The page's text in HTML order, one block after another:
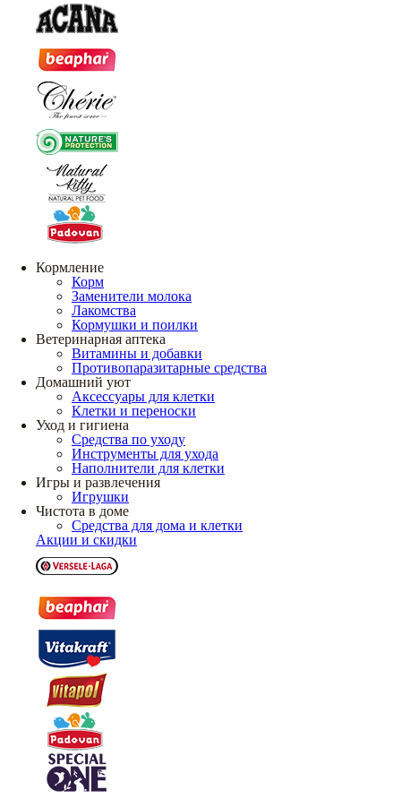
Кормление
Корм
Заменители молока
Лакомства
Кормушки и поилки
Ветеринарная аптека
Витамины и добавки
Противопаразитарные средства
Домашний уют
Аксессуары для клетки
Клетки и переноски
Уход и гигиена
Средства по уходу
Инструменты для ухода
Наполнители для клетки
Игры и развлечения
Игрушки
Чистота в доме
Средства для дома и клетки
Акции и скидки